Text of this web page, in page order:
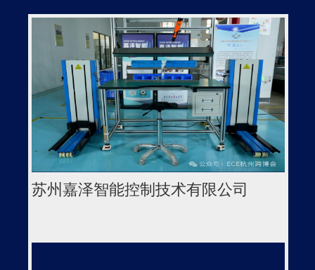
苏州嘉泽智能控制技术有限公司